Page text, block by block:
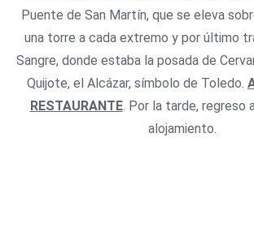
Puente de San Martín, que se eleva
una torre a cada extremo y por último
Sangre, donde estaba la posada de
Quijote, el Alcázar, símbolo de Toledo.
RESTAURANTE. Por la tarde, regreso
alojamiento.